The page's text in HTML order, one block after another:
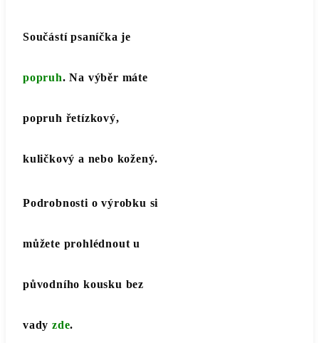
Součástí psaníčka je
popruh. Na výběr máte
popruh řetízkový,
kuličkový a nebo kožený.
Podrobnosti o výrobku si
můžete prohlédnout u
původního kousku bez
vady zde.